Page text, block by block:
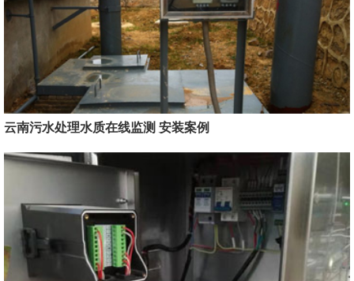
云南污水处理水质在线监测 安装案例